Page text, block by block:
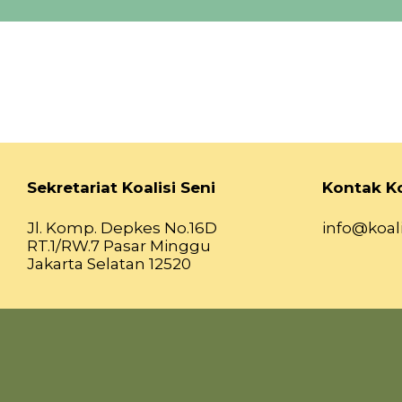
Sekretariat Koalisi Seni
Jl. Komp. Depkes No.16D
RT.1/RW.7 Pasar Minggu
Jakarta Selatan 12520
Kontak